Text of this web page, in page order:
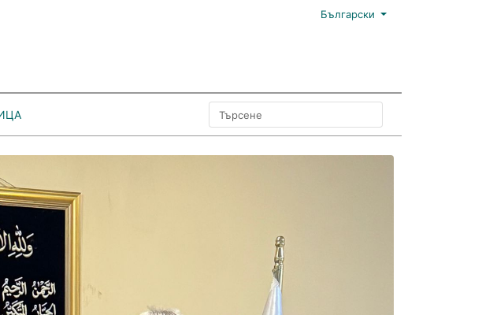
Български